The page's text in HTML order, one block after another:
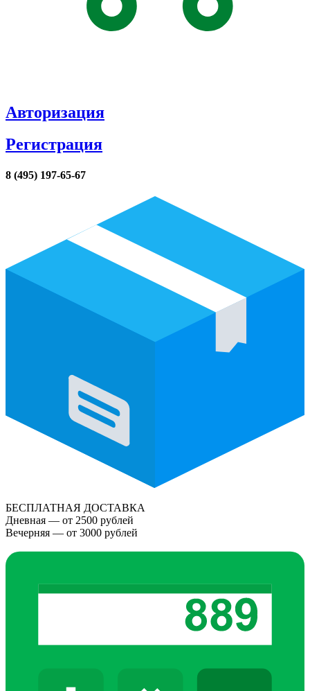
Авторизация
Регистрация
8 (495) 197-65-67
БЕСПЛАТНАЯ ДОСТАВКА
Дневная — от 2500 рублей
Вечерняя — от 3000 рублей